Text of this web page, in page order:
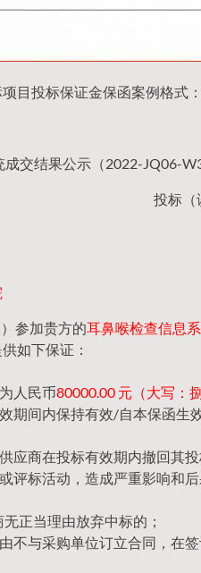
目投标保证金保函案例格式：
交结果公示（2022-JQ06-
投标（
参加贵方的耳鼻喉检查信息
如下保证：
人民币80000.00 元（大写：
期间内保持有效/自本保函生
应商在投标有效期内撤回其投
评标活动，造成严重影响和后
正当理由放弃中标的；
不与采购单位订立合同，在